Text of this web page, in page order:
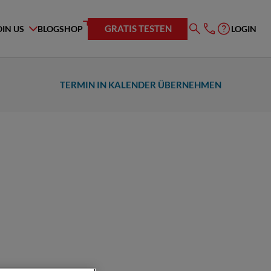
US BLOGSHOP GRATIS TESTEN LOGIN
TERMIN IN KALENDER ÜBERNEHMEN